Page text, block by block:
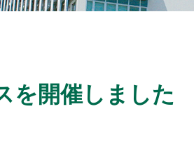
を開催しました